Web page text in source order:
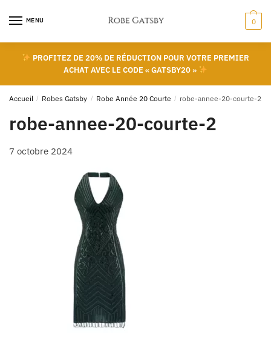
MENU 0
PROFITEZ DE 20% DE RÉDUCTION POUR VOTRE PREMIER
ACHAT AVEC LE CODE « GATSBY20 »
Accueil / Robes Gatsby / Robe Année 20 Courte / robe-annee-20-courte-2
robe-annee-20-courte-2
7 octobre 2024